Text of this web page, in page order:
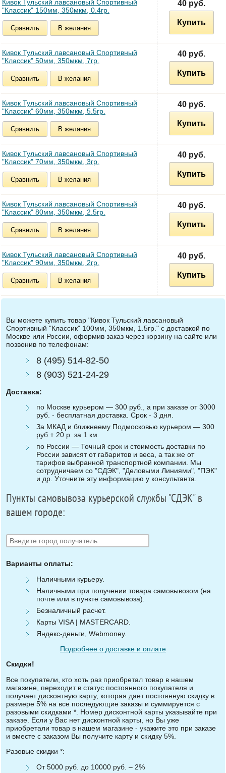
Кивок Тульский лавсановый Спортивный
"Классик" 150мм, 350мкм, 0.4гр.
Сравнить В желания
40 руб.
Купить
Кивок Тульский лавсановый Спортивный
"Классик" 50мм, 350мкм, 7гр.
Сравнить В желания
40 руб.
Купить
Кивок Тульский лавсановый Спортивный
"Классик" 60мм, 350мкм, 5.5гр.
Сравнить В желания
40 руб.
Купить
Кивок Тульский лавсановый Спортивный
"Классик" 70мм, 350мкм, 3гр.
Сравнить В желания
40 руб.
Купить
Кивок Тульский лавсановый Спортивный
"Классик" 80мм, 350мкм, 2.5гр.
Сравнить В желания
40 руб.
Купить
Кивок Тульский лавсановый Спортивный
"Классик" 90мм, 350мкм, 2гр.
Сравнить В желания
40 руб.
Купить
Вы можете купить товар "Кивок Тульский лавсановый
Спортивный "Классик" 100мм, 350мкм, 1.5гр." с доставкой по
Москве или России, оформив заказ через корзину на сайте или
позвонив по телефонам:
8 (495) 514-82-50
8 (903) 521-24-29
Доставка:
по Москве курьером — 300 руб., а при заказе от 3000
руб. - бесплатная доставка. Срок - 3 дня.
За МКАД и ближнеему Подмосковью курьером — 300
руб.+ 20 р. за 1 км.
по России — Точный срок и стоимость доставки по
России зависят от габаритов и веса, а так же от
тарифов выбранной транспортной компании. Мы
сотрудничаем со "СДЭК", "Деловыми Линиями", "ПЭК"
и др. Уточните эту информацию у консультанта.
Пункты самовывоза курьерской службы "СДЭК" в
вашем городе:
Варианты оплаты:
Наличными курьеру.
Наличными при получении товара самовывозом (на
почте или в пункте самовывоза).
Безналичный расчет.
Карты VISA | MASTERCARD.
Яндекс-деньги, Webmoney.
Подробнее о доставке и оплате
Скидки!
Все покупатели, кто хоть раз приобретал товар в нашем
магазине, переходит в статус постоянного покупателя и
получает дисконтную карту, которая дает постоянную скидку в
размере 5% на все последующие заказы и суммируется с
разовыми скидками *. Номер дисконтной карты указывайте при
заказе. Если у Вас нет дисконтной карты, но Вы уже
приобретали товар в нашем магазине - укажите это при заказе
и вместе с заказом Вы получите карту и скидку 5%.
Разовые скидки *:
От 5000 руб. до 10000 руб. – 2%